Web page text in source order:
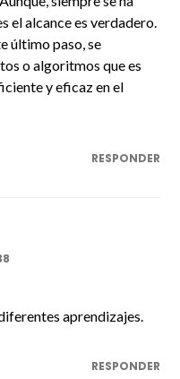
el alcance es verdadero.
último paso, se
o algoritmos que es
y eficaz en el
RESPONDER
aprendizajes.
RESPONDER